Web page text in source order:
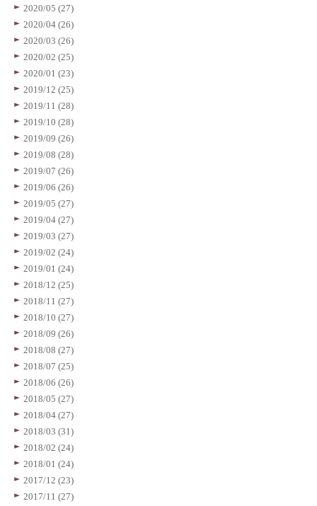
2020/05 (27)
2020/04 (26)
2020/03 (26)
2020/02 (25)
2020/01 (23)
2019/12 (25)
2019/11 (28)
2019/10 (28)
2019/09 (26)
2019/08 (28)
2019/07 (26)
2019/06 (26)
2019/05 (27)
2019/04 (27)
2019/03 (27)
2019/02 (24)
2019/01 (24)
2018/12 (25)
2018/11 (27)
2018/10 (27)
2018/09 (26)
2018/08 (27)
2018/07 (25)
2018/06 (26)
2018/05 (27)
2018/04 (27)
2018/03 (31)
2018/02 (24)
2018/01 (24)
2017/12 (23)
2017/11 (27)